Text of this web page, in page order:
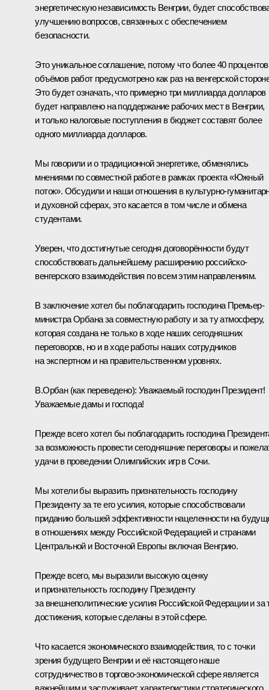
энергетическую независимость Венгрии, будет
улучшению вопросов, связанных с обеспечением
безопасности.
Это уникальное соглашение, потому что более 40 процентов
объёмов работ предусмотрено как раз на венгерской
Это будет означать, что примерно три миллиарда долларов
будет направлено на поддержание рабочих мест в Венгрии,
и только налоговые поступления в бюджет составят более
одного миллиарда долларов.
Мы говорили и о традиционной энергетике, обменялись
мнениями по совместной работе в рамках проекта «Южный
поток». Обсудили и наши отношения в культурно-
и духовной сферах, это касается в том числе и обмена
студентами.
Уверен, что достигнутые сегодня договорённости будут
способствовать дальнейшему расширению российско-
венгерского взаимодействия по всем этим направлениям.
В заключение хотел бы поблагодарить господина Премьер-
министра Орбана за совместную работу и за ту атмосферу,
которая создана не только в ходе наших сегодняшних
переговоров, но и в ходе работы наших сотрудников
на экспертном и на правительственном уровнях.
В.Орбан (как переведено): Уважаемый господин Президент!
Уважаемые дамы и господа!
Прежде всего хотел бы поблагодарить господина
за возможность провести сегодняшние переговоры и
удачи в проведении Олимпийских игр в Сочи.
Мы хотели бы выразить признательность господину
Президенту за те его усилия, которые способствовали
приданию большей эффективности нацеленности на
в отношениях между Российской Федерацией и странами
Центральной и Восточной Европы включая Венгрию.
Прежде всего, мы выразили высокую оценку
и признательность господину Президенту
за внешнеполитические усилия Российской Федерации и за
достижения, которые сделаны в этой сфере.
Что касается экономического взаимодействия, то с точки
зрения будущего Венгрии и её настоящего наше
сотрудничество в торгово-экономической сфере является